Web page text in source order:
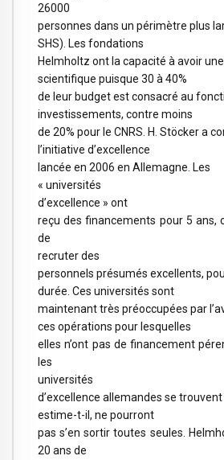
26000
personnes dans un périmètre plus
SHS). Les fondations
Helmholtz ont la capacité à avoir
scientifique puisque 30 à 40%
de leur budget est consacré au
investissements, contre moins
de 20% pour le CNRS. H. Stöcker a
l’initiative d’excellence
lancée en 2006 en Allemagne. Les
« universités
d’excellence » ont
reçu des financements pour 5 ans,
de
recruter des
personnels présumés excellents,
durée. Ces universités sont
maintenant très préoccupées par
ces opérations pour lesquelles
elles n’ont pas de financement
les
universités
d’excellence allemandes se
estime-t-il, ne pourront
pas s’en sortir toutes seules.
20 ans de